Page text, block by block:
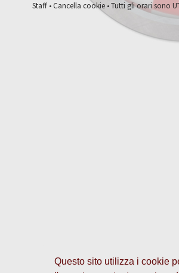
Questo sito utilizza i cookie
Staff•Cancella cookie• Tutti gli orari sono